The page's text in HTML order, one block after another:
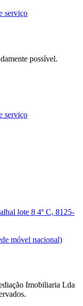
serviço
possível.
serviço
lote 8 4º C, 8125-
móvel nacional)
Imobiliaria Lda